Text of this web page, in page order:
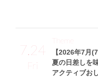
7.24
Fri
【2026年7月
夏の日差しを
アクティブお
Theme